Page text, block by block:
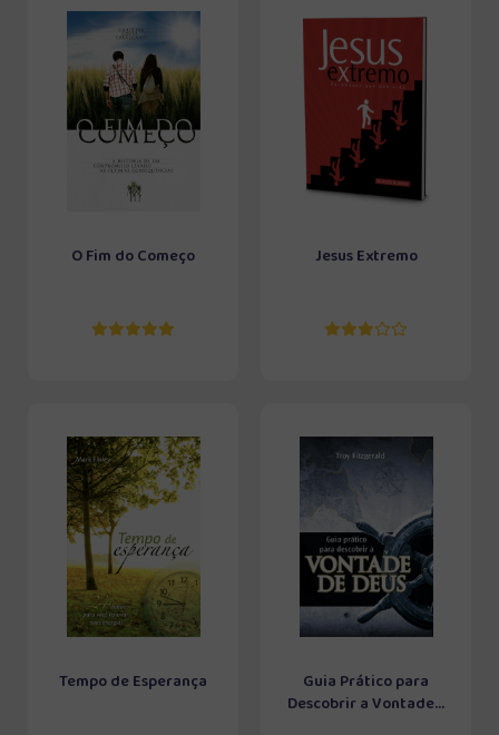
O Fim do Começo Jesus Extremo
Tempo de Esperança
Guia Prático para
Descobrir a Vontade...